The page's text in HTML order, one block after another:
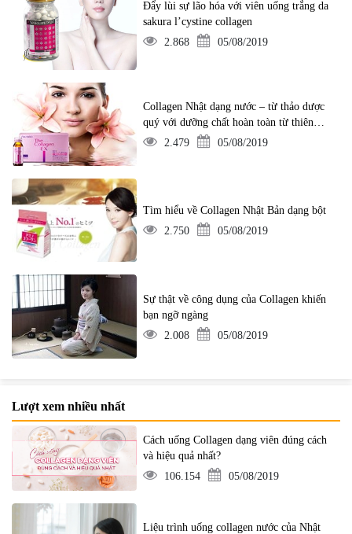
Đẩy lùi sự lão hóa với viên uống trắng da
sakura l’cystine collagen
2.868
05/08/2019
Collagen Nhật dạng nước – từ thảo dược
quý với dưỡng chất hoàn toàn từ thiên
nhiên2.479 05/08/2019
Tìm hiểu về Collagen Nhật Bản dạng bột
2.750
05/08/2019
Sự thật về công dụng của Collagen khiến
bạn ngỡ ngàng
2.008
05/08/2019
Lượt xem nhiều nhất
Cách uống Collagen dạng viên đúng cách
và hiệu quả nhất?
106.154
05/08/2019
Liệu trình uống collagen nước của Nhật